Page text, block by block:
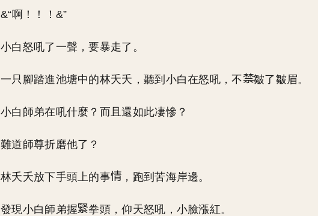
&“啊！！！&”
小白怒吼了一聲，要暴走了。
一只腳踏進池塘中的林夭夭，聽到小白在怒吼，不 皺了皺眉。
小白師弟在吼什麼？而且還如此凄慘？
難道師尊折磨他了？
林夭夭放下手頭上的事 ，跑到苦海岸邊。
發現小白師弟握 拳頭，仰天怒吼，小臉漲紅。